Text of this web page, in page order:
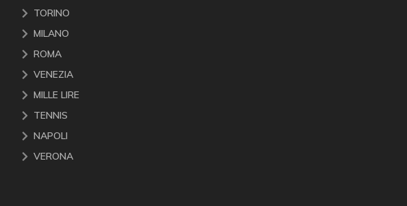
TORINO
MILANO
ROMA
VENEZIA
MILLE LIRE
TENNIS
NAPOLI
VERONA